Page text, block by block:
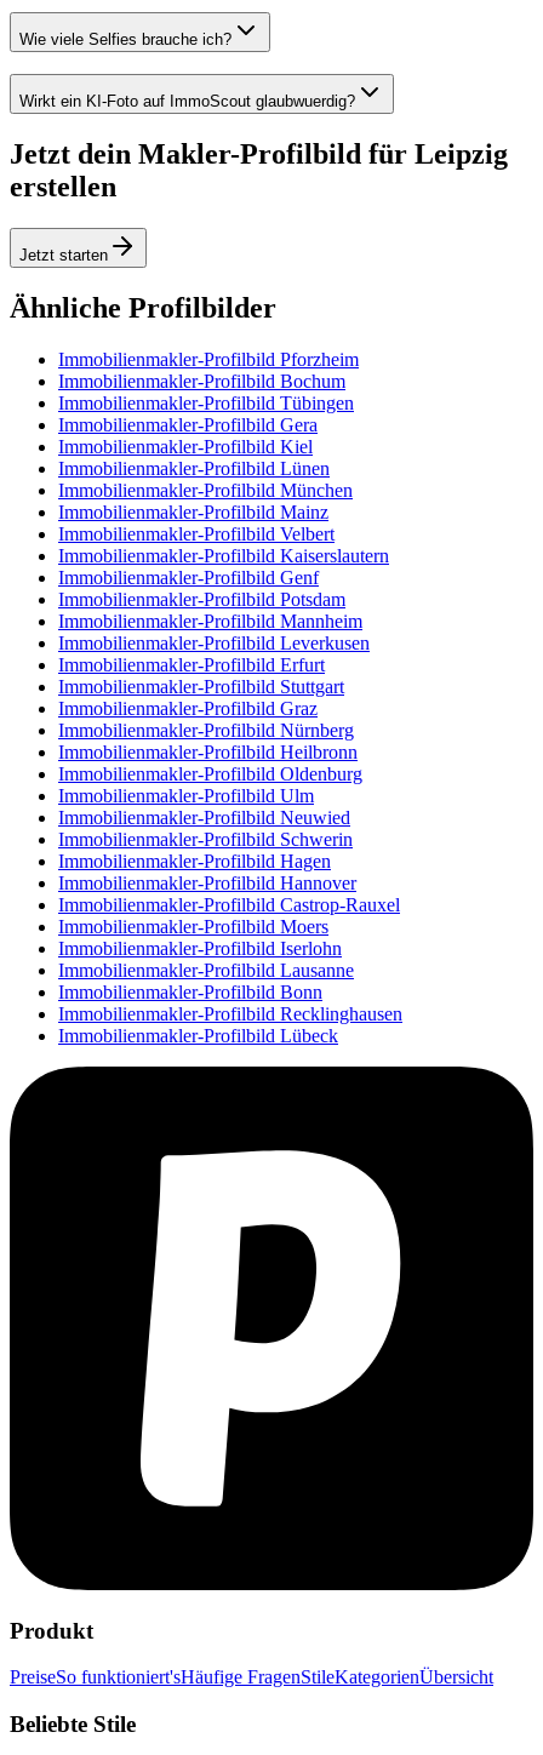
Wie viele Selfies brauche ich?
Wirkt ein KI-Foto auf ImmoScout glaubwuerdig?
Jetzt dein Makler-Profilbild für Leipzig
erstellen
Jetzt starten
Ähnliche Profilbilder
Immobilienmakler-Profilbild Pforzheim
Immobilienmakler-Profilbild Bochum
Immobilienmakler-Profilbild Tübingen
Immobilienmakler-Profilbild Gera
Immobilienmakler-Profilbild Kiel
Immobilienmakler-Profilbild Lünen
Immobilienmakler-Profilbild München
Immobilienmakler-Profilbild Mainz
Immobilienmakler-Profilbild Velbert
Immobilienmakler-Profilbild Kaiserslautern
Immobilienmakler-Profilbild Genf
Immobilienmakler-Profilbild Potsdam
Immobilienmakler-Profilbild Mannheim
Immobilienmakler-Profilbild Leverkusen
Immobilienmakler-Profilbild Erfurt
Immobilienmakler-Profilbild Stuttgart
Immobilienmakler-Profilbild Graz
Immobilienmakler-Profilbild Nürnberg
Immobilienmakler-Profilbild Heilbronn
Immobilienmakler-Profilbild Oldenburg
Immobilienmakler-Profilbild Ulm
Immobilienmakler-Profilbild Neuwied
Immobilienmakler-Profilbild Schwerin
Immobilienmakler-Profilbild Hagen
Immobilienmakler-Profilbild Hannover
Immobilienmakler-Profilbild Castrop-Rauxel
Immobilienmakler-Profilbild Moers
Immobilienmakler-Profilbild Iserlohn
Immobilienmakler-Profilbild Lausanne
Immobilienmakler-Profilbild Bonn
Immobilienmakler-Profilbild Recklinghausen
Immobilienmakler-Profilbild Lübeck
Produkt
PreiseSo funktioniert'sHäufige FragenStileKategorienÜbersicht
Beliebte Stile